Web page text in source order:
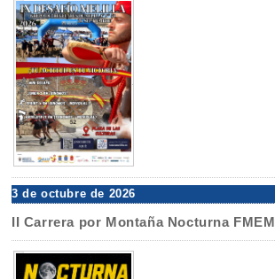
3 de octubre de 2026
II Carrera por Montaña Nocturna FMEM